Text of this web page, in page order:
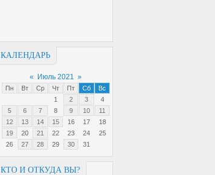
КАЛЕНДАРЬ
« Июль 2021 »
Пн Вт Ср Чт Пт Сб
Вс
1
2 3
4
5
6 7 8 9 10
11
12
13 14 15 16 17
18
19
20 21 22 23 24
25
26
27 28 29 30 31
КТО И ОТКУДА ВЫ?